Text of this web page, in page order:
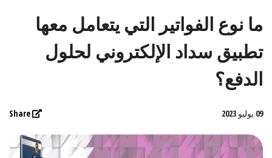
ما نوع الفواتير التي يتعامل معها
تطبيق سداد الإلكتروني لحلول
الدفع؟
09 يوليو 2023 Share